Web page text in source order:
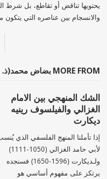
يحتويها تناقض أو تقاطع، بل شرط
والانسجام بين عناصره التي يتكون
MORE FROM بضاض محمد(ذ. باحث)PR.BADADE MED
الشك المنهجي بين الامام
الغزالي والفيلسوف رينيه
ديكارت
إذا تأملنا المنهج الفلسفي الذي
لأبي حامد الغزالي (1050-1111)
ولـديكارت (1596-1650) فسنجده
يرتكز على مفهوم أساسي هو